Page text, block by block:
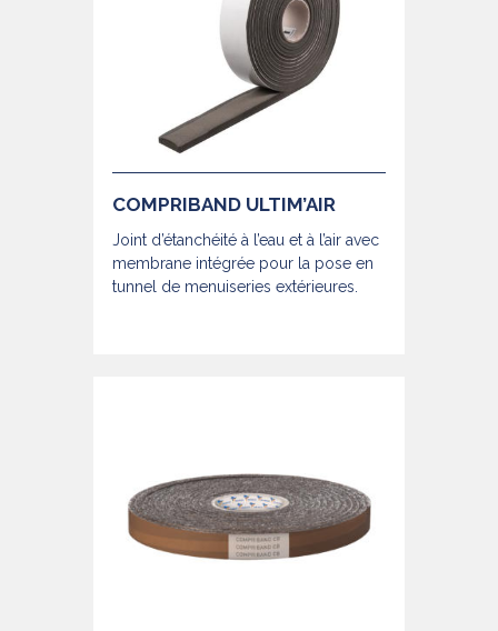
COMPRIBAND ULTIM’AIR
Joint d’étanchéité à l’eau et à l’air avec
membrane intégrée pour la pose en
tunnel de menuiseries extérieures.